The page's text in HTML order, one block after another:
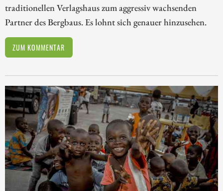
traditionellen Verlagshaus zum aggressiv wachsenden
Partner des Bergbaus. Es lohnt sich genauer hinzusehen.
ZUM KOMMENTAR